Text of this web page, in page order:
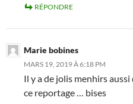
RÉPONDRE
Marie bobines
MARS 19, 2019 À 6:18 PM
Il y a de jolis menhirs
ce reportage … bises